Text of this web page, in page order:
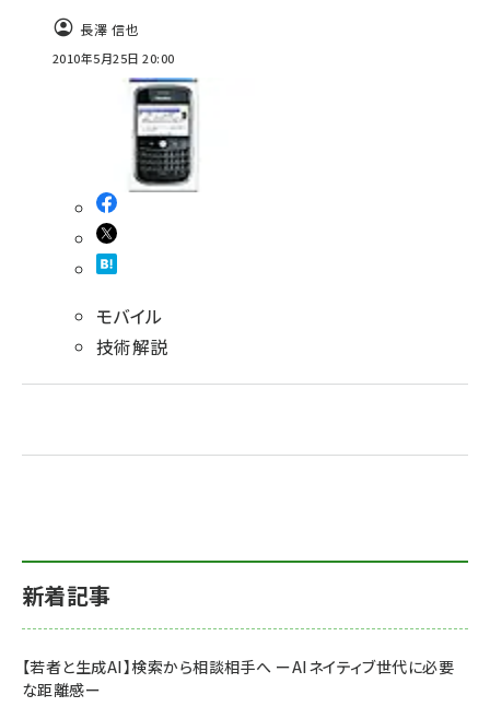
長澤 信也
2010年5月25日 20:00
モバイル
技術解説
新着記事
【若者と生成AI】検索から相談相手へ ーAIネイティブ世代に必要
な距離感ー